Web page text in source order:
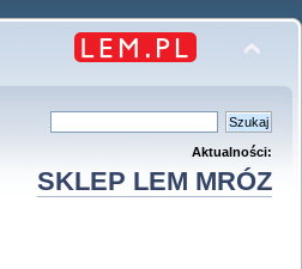
Aktualności:
SKLEP LEM MRÓZ